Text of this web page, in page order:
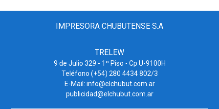
IMPRESORA CHUBUTENSE S.A
TRELEW
9 de Julio 329 - 1º Piso - Cp U-9100H
Teléfono (+54) 280 4434 802/3
E-Mail: info@elchubut.com.ar
publicidad@elchubut.com.ar